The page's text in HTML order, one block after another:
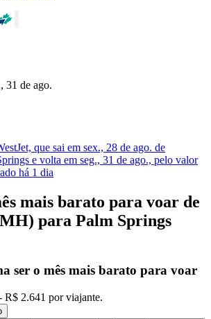
31 de ago.
que sai em sex., 28 de ago. de
e volta em seg., 31 de ago., pelo valor
há 1 dia
mais barato para voar de
para Palm Springs
ser o mês mais barato para voar
R$ 2.641 por viajante.